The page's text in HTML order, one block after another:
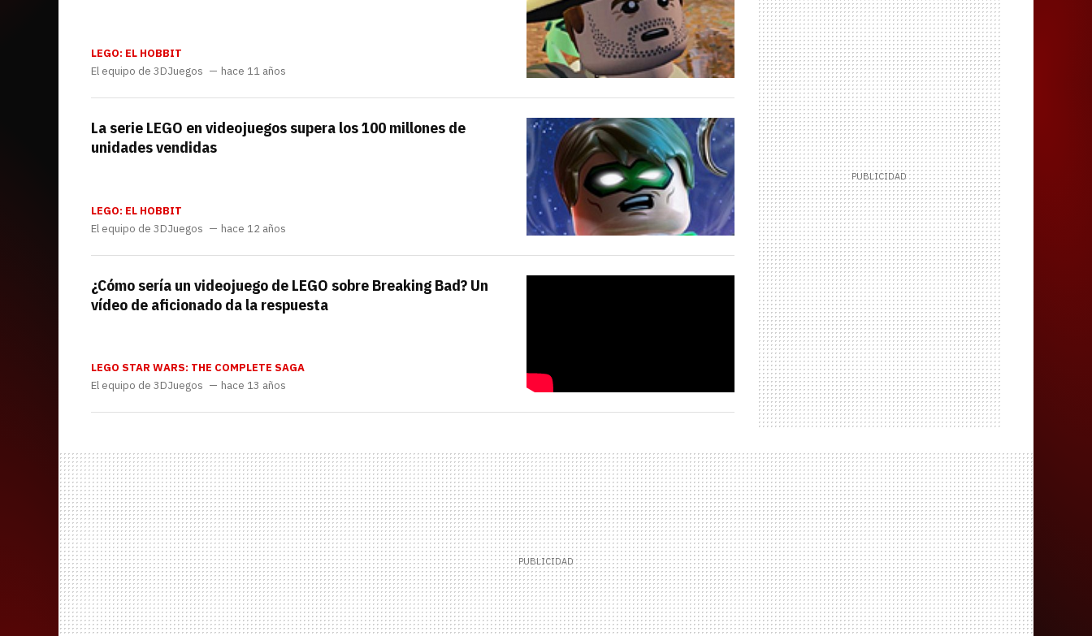
LEGO: EL HOBBIT
El equipo de 3DJuegos
hace 11 años
La serie LEGO en videojuegos supera los 100 millones de
unidades vendidas
LEGO: EL HOBBIT
El equipo de 3DJuegos
hace 12 años
¿Cómo sería un videojuego de LEGO sobre Breaking Bad? Un
vídeo de aficionado da la respuesta
LEGO STAR WARS: THE COMPLETE SAGA
El equipo de 3DJuegos
hace 13 años